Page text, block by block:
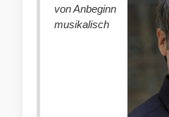
von Anbeginn
musikalisch